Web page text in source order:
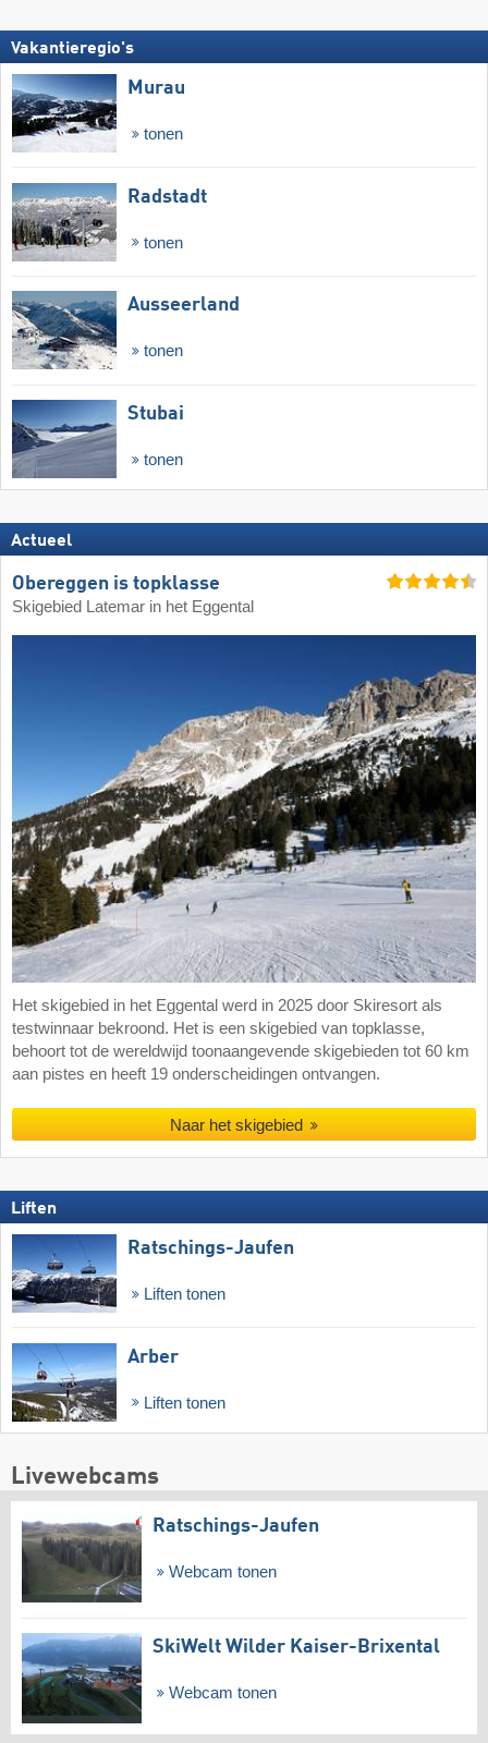
Vakantieregio's
Murau
tonen
Radstadt
tonen
Ausseerland
tonen
Stubai
tonen
Actueel
Obereggen is topklasse
Skigebied Latemar in het Eggental
Het skigebied in het Eggental werd in 2025 door Skiresort als
testwinnaar bekroond. Het is een skigebied van topklasse,
behoort tot de wereldwijd toonaangevende skigebieden tot 60 km
aan pistes en heeft 19 onderscheidingen ontvangen.
Naar het skigebied
Liften
Ratschings-Jaufen
Liften tonen
Arber
Liften tonen
Livewebcams
Ratschings-Jaufen
Webcam tonen
SkiWelt Wilder Kaiser-Brixental
Webcam tonen